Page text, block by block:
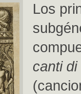
Los
canti